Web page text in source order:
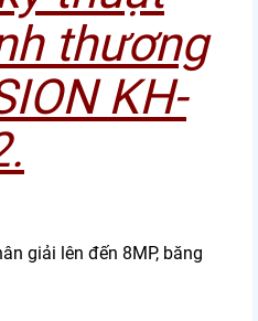
thương
KH-
giải lên đến 8MP, băng